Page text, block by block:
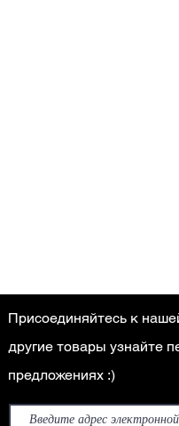
Присоединяйтесь к
другие товары узнайте
предложениях :)